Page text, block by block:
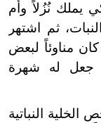
يملك نُزُلاً وأم
ثم اشتهر
مناوئاً لبعض
جعل له شهرة
النباتية